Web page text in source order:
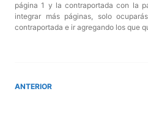
página 1 y la contraportada con la
integrar más páginas, solo
contraportada e ir agregando los que
ANTERIOR